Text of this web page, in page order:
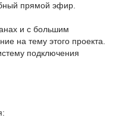
прямой эфир.
и с большим
на тему этого проекта.
подключения